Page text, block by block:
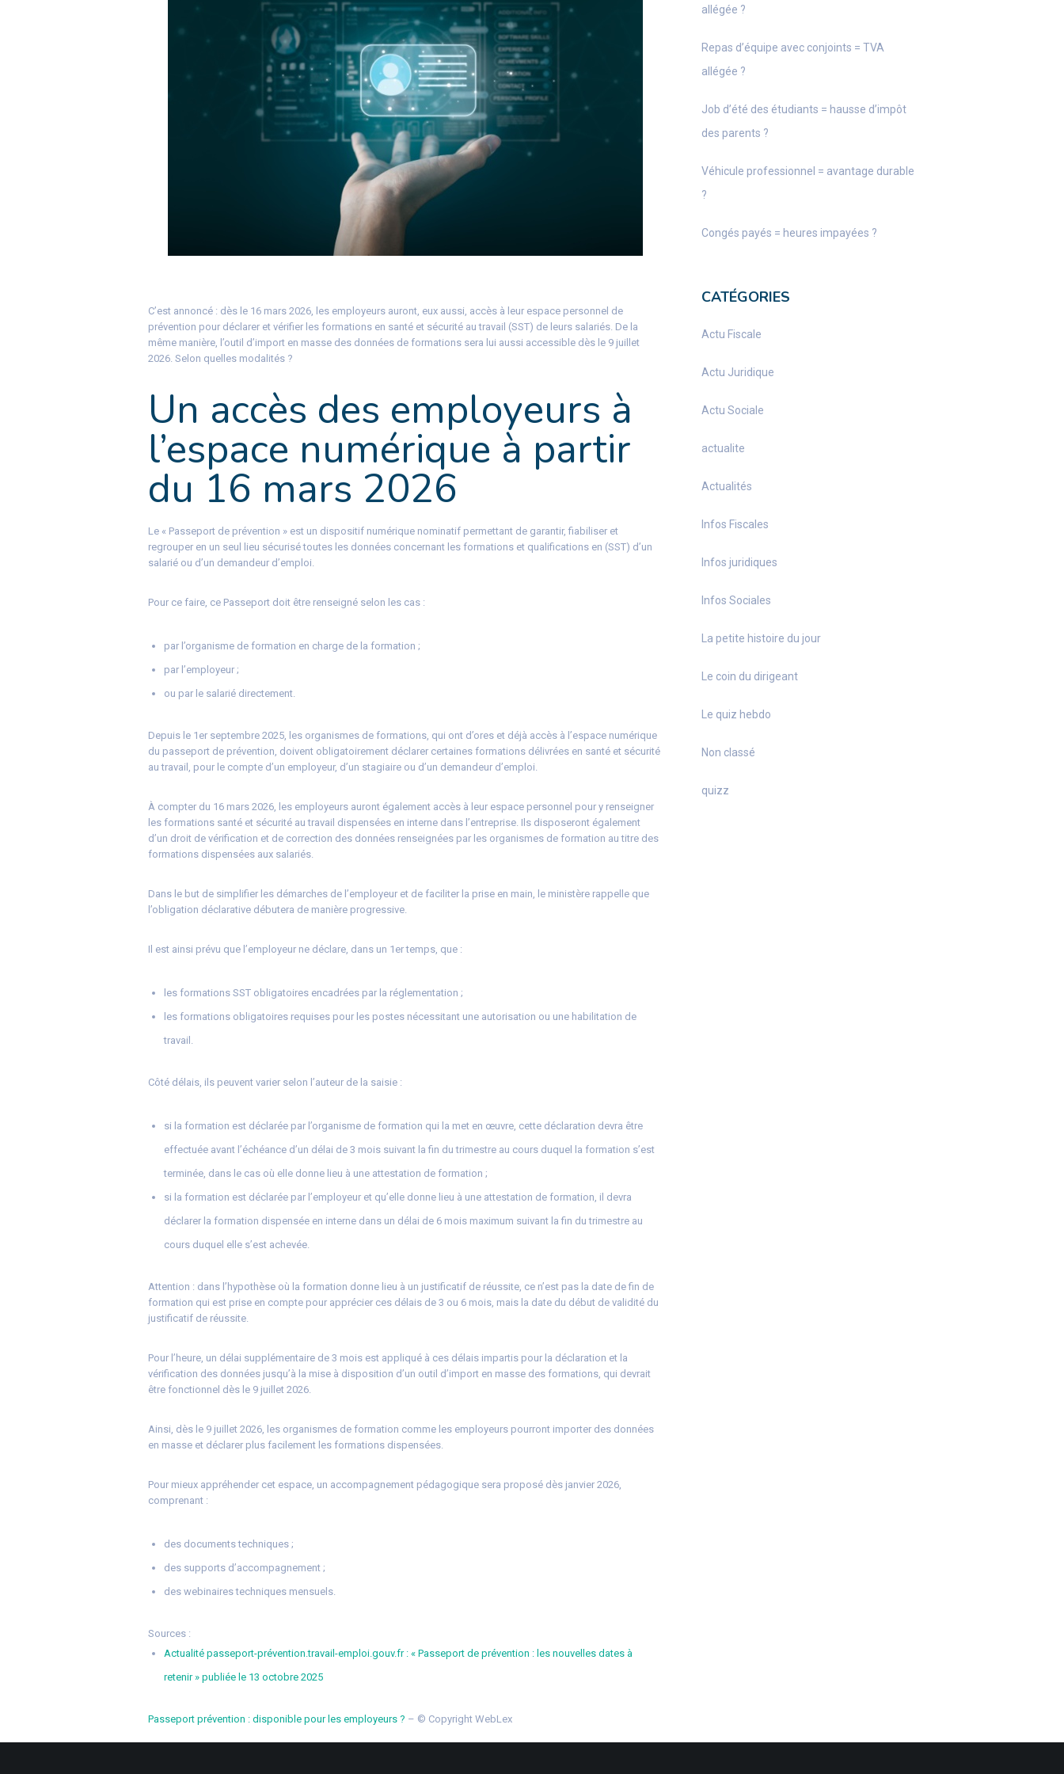
C’est annoncé : dès le 16 mars 2026, les employeurs auront, eux aussi, accès à leur espace personnel de
prévention pour déclarer et vérifier les formations en santé et sécurité au travail (SST) de leurs salariés. De la
même manière, l’outil d’import en masse des données de formations sera lui aussi accessible dès le 9 juillet
2026. Selon quelles modalités ?
Un accès des employeurs à
l’espace numérique à partir
du 16 mars 2026
Le « Passeport de prévention » est un dispositif numérique nominatif permettant de garantir, fiabiliser et
regrouper en un seul lieu sécurisé toutes les données concernant les formations et qualifications en (SST) d’un
salarié ou d’un demandeur d’emploi.
Pour ce faire, ce Passeport doit être renseigné selon les cas :
par l’organisme de formation en charge de la formation ;
par l’employeur ;
ou par le salarié directement.
Depuis le 1er septembre 2025, les organismes de formations, qui ont d’ores et déjà accès à l’espace numérique
du passeport de prévention, doivent obligatoirement déclarer certaines formations délivrées en santé et sécurité
au travail, pour le compte d’un employeur, d’un stagiaire ou d’un demandeur d’emploi.
À compter du 16 mars 2026, les employeurs auront également accès à leur espace personnel pour y renseigner
les formations santé et sécurité au travail dispensées en interne dans l’entreprise. Ils disposeront également
d’un droit de vérification et de correction des données renseignées par les organismes de formation au titre des
formations dispensées aux salariés.
Dans le but de simplifier les démarches de l’employeur et de faciliter la prise en main, le ministère rappelle que
l’obligation déclarative débutera de manière progressive.
Il est ainsi prévu que l’employeur ne déclare, dans un 1er temps, que :
les formations SST obligatoires encadrées par la réglementation ;
les formations obligatoires requises pour les postes nécessitant une autorisation ou une habilitation de
travail.
Côté délais, ils peuvent varier selon l’auteur de la saisie :
si la formation est déclarée par l’organisme de formation qui la met en œuvre, cette déclaration devra être
effectuée avant l’échéance d’un délai de 3 mois suivant la fin du trimestre au cours duquel la formation s’est
terminée, dans le cas où elle donne lieu à une attestation de formation ;
si la formation est déclarée par l’employeur et qu’elle donne lieu à une attestation de formation, il devra
déclarer la formation dispensée en interne dans un délai de 6 mois maximum suivant la fin du trimestre au
cours duquel elle s’est achevée.
Attention : dans l’hypothèse où la formation donne lieu à un justificatif de réussite, ce n’est pas la date de fin de
formation qui est prise en compte pour apprécier ces délais de 3 ou 6 mois, mais la date du début de validité du
justificatif de réussite.
Pour l’heure, un délai supplémentaire de 3 mois est appliqué à ces délais impartis pour la déclaration et la
vérification des données jusqu’à la mise à disposition d’un outil d’import en masse des formations, qui devrait
être fonctionnel dès le 9 juillet 2026.
Ainsi, dès le 9 juillet 2026, les organismes de formation comme les employeurs pourront importer des données
en masse et déclarer plus facilement les formations dispensées.
Pour mieux appréhender cet espace, un accompagnement pédagogique sera proposé dès janvier 2026,
comprenant :
des documents techniques ;
des supports d’accompagnement ;
des webinaires techniques mensuels.
Sources :
Actualité passeport-prévention.travail-emploi.gouv.fr : « Passeport de prévention : les nouvelles dates à
retenir » publiée le 13 octobre 2025
Passeport prévention : disponible pour les employeurs ? – © Copyright WebLex
allégée ?
Repas d’équipe avec conjoints = TVA
allégée ?
Job d’été des étudiants = hausse d’impôt
des parents ?
Véhicule professionnel = avantage durable
?
Congés payés = heures impayées ?
CATÉGORIES
Actu Fiscale
Actu Juridique
Actu Sociale
actualite
Actualités
Infos Fiscales
Infos juridiques
Infos Sociales
La petite histoire du jour
Le coin du dirigeant
Le quiz hebdo
Non classé
quizz